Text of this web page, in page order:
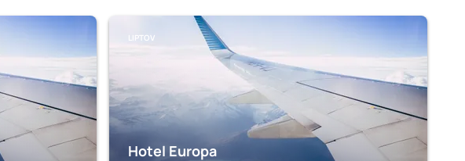
LIPTOV
Hotel Europa